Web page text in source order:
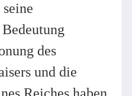
des
und die